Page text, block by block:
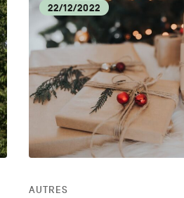
DÉCOUVERTE
ECOLOGIE
HORECA
22/12/2022
AUTRES